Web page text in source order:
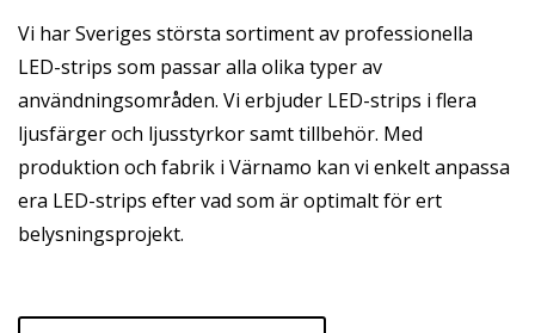
Vi har Sveriges största sortiment av professionella
LED-strips som passar alla olika typer av
användningsområden. Vi erbjuder LED-strips i flera
ljusfärger och ljusstyrkor samt tillbehör. Med
produktion och fabrik i Värnamo kan vi enkelt anpassa
era LED-strips efter vad som är optimalt för ert
belysningsprojekt.